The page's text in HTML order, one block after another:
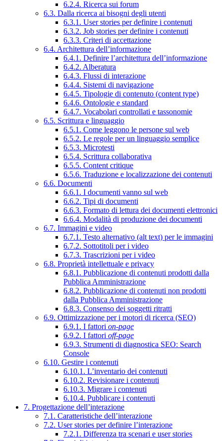
6.2.4. Ricerca sui forum
6.3. Dalla ricerca ai bisogni degli utenti
6.3.1. User stories per definire i contenuti
6.3.2. Job stories per definire i contenuti
6.3.3. Criteri di accettazione
6.4. Architettura dell’informazione
6.4.1. Definire l’architettura dell’informazione
6.4.2. Alberatura
6.4.3. Flussi di interazione
6.4.4. Sistemi di navigazione
6.4.5. Tipologie di contenuto (content type)
6.4.6. Ontologie e standard
6.4.7. Vocabolari controllati e tassonomie
6.5. Scrittura e linguaggio
6.5.1. Come leggono le persone sul web
6.5.2. Le regole per un linguaggio semplice
6.5.3. Microtesti
6.5.4. Scrittura collaborativa
6.5.5. Content critique
6.5.6. Traduzione e localizzazione dei contenuti
6.6. Documenti
6.6.1. I documenti vanno sul web
6.6.2. Tipi di documenti
6.6.3. Formato di lettura dei documenti elettronici
6.6.4. Modalità di produzione dei documenti
6.7. Immagini e video
6.7.1. Testo alternativo (alt text) per le immagini
6.7.2. Sottotitoli per i video
6.7.3. Trascrizioni per i video
6.8. Proprietà intellettuale e privacy
6.8.1. Pubblicazione di contenuti prodotti dalla
Pubblica Amministrazione
6.8.2. Pubblicazione di contenuti non prodotti
dalla Pubblica Amministrazione
6.8.3. Consenso dei soggetti ritratti
6.9. Ottimizzazione per i motori di ricerca (SEO)
6.9.1. I fattori on-page
6.9.2. I fattori off-page
6.9.3. Strumenti di diagnostica SEO: Search
Console
6.10. Gestire i contenuti
6.10.1. L’inventario dei contenuti
6.10.2. Revisionare i contenuti
6.10.3. Migrare i contenuti
6.10.4. Pubblicare i contenuti
7. Progettazione dell’interazione
7.1. Caratteristiche dell’interazione
7.2. User stories per definire l’interazione
7.2.1. Differenza tra scenari e user stories